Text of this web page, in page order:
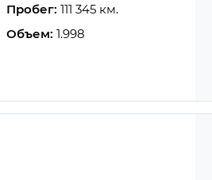
Пробег: 111 345 км.
Объем: 1.998